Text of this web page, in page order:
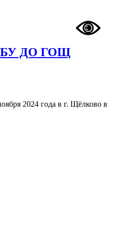
МБУ ДО ГОЩ
2024 года в г. Щёлково в